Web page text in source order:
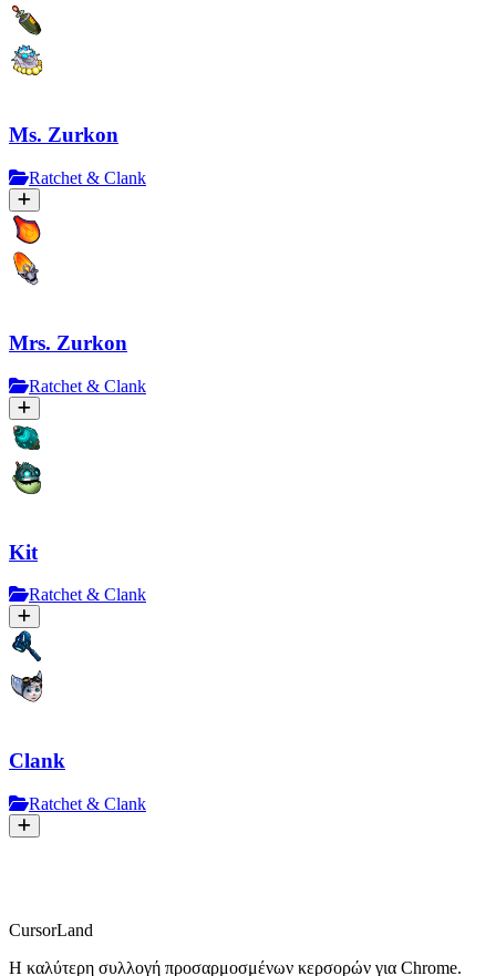
Ms. Zurkon
Ratchet & Clank
Mrs. Zurkon
Ratchet & Clank
Kit
Ratchet & Clank
Clank
Ratchet & Clank
CursorLand
Η καλύτερη συλλογή προσαρμοσμένων κερσορών για Chrome.